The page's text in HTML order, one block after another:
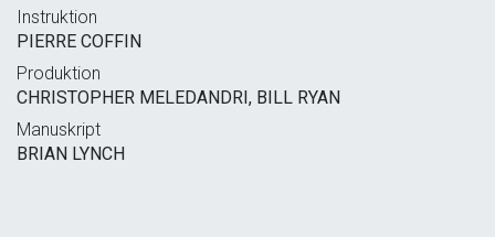
Instruktion
PIERRE COFFIN
Produktion
CHRISTOPHER MELEDANDRI, BILL RYAN
Manuskript
BRIAN LYNCH